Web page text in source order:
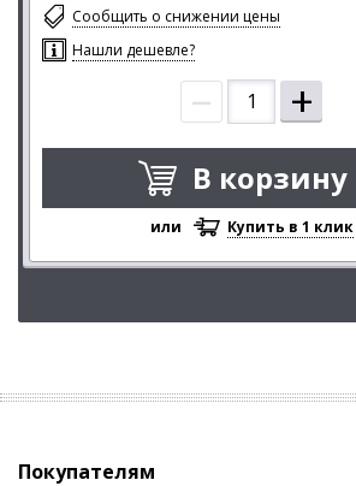
Сообщить о снижении цены
Нашли дешевле?
– +
В корзину
или Купить в 1 клик
Покупателям